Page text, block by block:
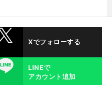
Xでフォローする
LINEで
アカウント追加